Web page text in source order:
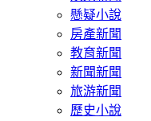
懸疑小說
房產新聞
教育新聞
新聞新聞
旅游新聞
歷史小說